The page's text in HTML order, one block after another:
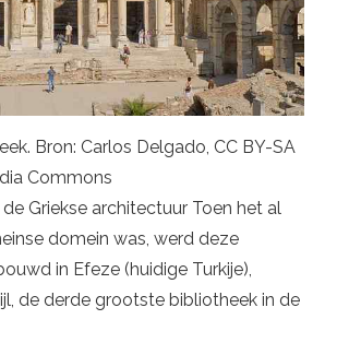
Bron: Carlos Delgado, CC BY-SA
Commons
Griekse architectuur Toen het al
domein was, werd deze
in Efeze (huidige Turkije),
de derde grootste bibliotheek in de